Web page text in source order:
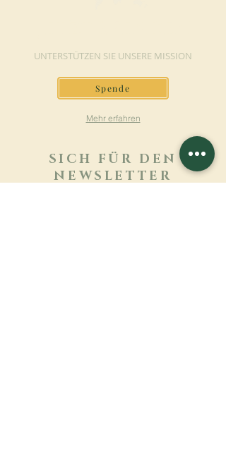
UNTERSTÜTZEN SIE UNSERE MISSION
Spende
Mehr erfahren
SICH FÜR DEN
NEWSLETTER